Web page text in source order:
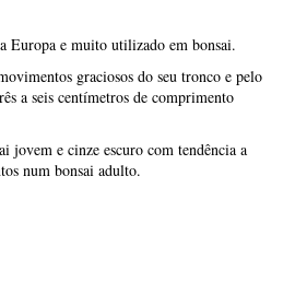
Europa e muito utilizado em bonsai.
graciosos do seu tronco e pelo
a seis centímetros de comprimento
jovem e cinze escuro com tendência a
num bonsai adulto.